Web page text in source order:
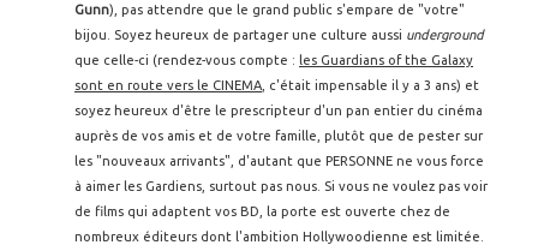
Gunn), pas attendre que le grand public s'empare de "votre"
bijou. Soyez heureux de partager une culture aussi underground
que celle-ci (rendez-vous compte : les Guardians of the Galaxy
sont en route vers le CINEMA , c'était impensable il y a 3 ans) et
soyez heureux d'être le prescripteur d'un pan entier du cinéma
auprès de vos amis et de votre famille, plutôt que de pester sur
les "nouveaux arrivants", d'autant que PERSONNE ne vous force
à aimer les Gardiens, surtout pas nous. Si vous ne voulez pas voir
de films qui adaptent vos BD, la porte est ouverte chez de
nombreux éditeurs dont l'ambition Hollywoodienne est limitée.